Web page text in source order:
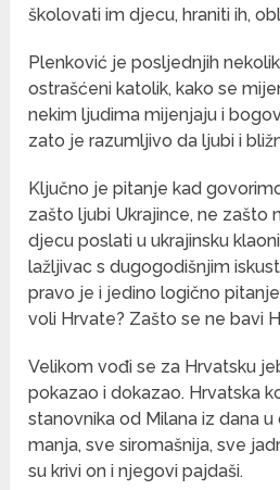
školovati im djecu, hraniti ih,
Plenković je posljednjih
ostrašćeni katolik, kako se
nekim ljudima mijenjaju i
zato je razumljivo da ljubi i
Ključno je pitanje kad
zašto ljubi Ukrajince, ne zašto
djecu poslati u ukrajinsku
lažljivac s dugogodišnjim
pravo je i jedino logično
voli Hrvate? Zašto se ne bavi
Velikom vođi se za Hrvatsku
pokazao i dokazao. Hrvatska
stanovnika od Milana iz dana
manja, sve siromašnija, sve
su krivi on i njegovi pajdaši.